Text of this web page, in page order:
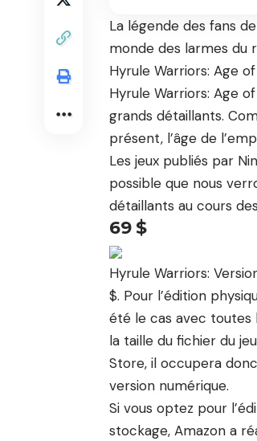
La légende des fans
monde des larmes du
Hyrule Warriors: Age
Hyrule Warriors: Age
grands détaillants.
présent, l’âge de
Les jeux publiés par
possible que nous
détaillants au cours
69 $
Hyrule Warriors:
$. Pour l’édition
été le cas avec toutes
la taille du fichier du
Store, il occupera
version numérique.
Si vous optez pour
stockage, Amazon a